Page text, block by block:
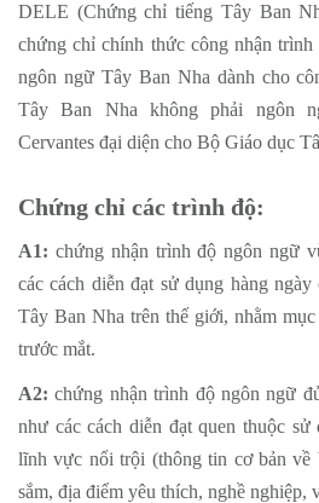
DELE (Chứng chỉ tiếng Tây Ban
chứng chỉ chính thức công nhận
ngôn ngữ Tây Ban Nha dành cho
Tây Ban Nha không phải ngôn
Cervantes đại diện cho Bộ Giáo dục
Chứng chỉ các trình độ:
A1: chứng nhận trình độ ngôn ngữ
các cách diễn đạt sử dụng hàng
Tây Ban Nha trên thế giới, nhằm
trước mắt.
A2: chứng nhận trình độ ngôn ngữ
như các cách diễn đạt quen thuộc sử
lĩnh vực nổi trội (thông tin cơ bản về
sắm, địa điểm yêu thích, nghề